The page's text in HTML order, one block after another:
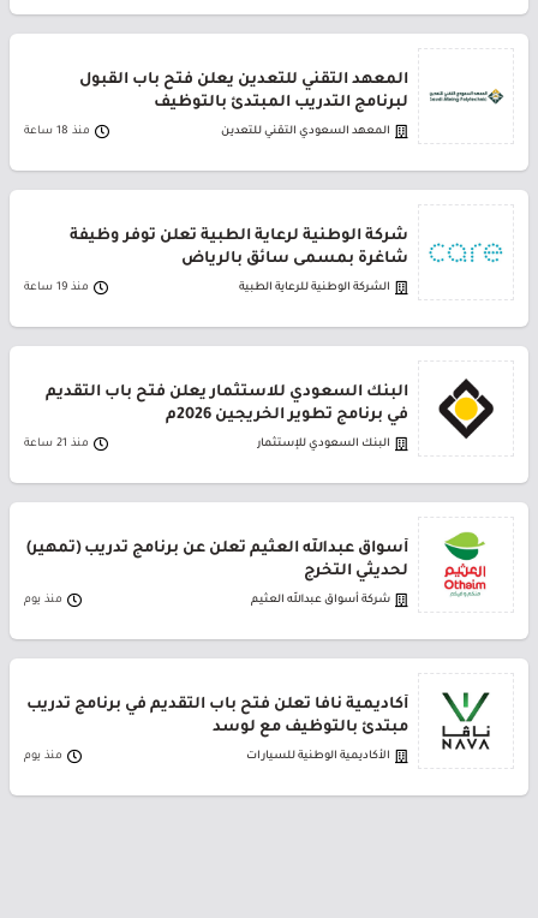
المعهد التقني للتعدين يعلن فتح باب القبول
لبرنامج التدريب المبتدئ بالتوظيف
المعهد السعودي التقني للتعدين منذ 18 ساعة
شركة الوطنية لرعاية الطبية تعلن توفر وظيفة
شاغرة بمسمى سائق بالرياض
الشركة الوطنية للرعاية الطبية منذ 19 ساعة
البنك السعودي للاستثمار يعلن فتح باب التقديم
في برنامج تطوير الخريجين 2026م
البنك السعودي للإستثمار منذ 21 ساعة
أسواق عبدالله العثيم تعلن عن برنامج تدريب (تمهير)
لحديثي التخرج
شركة أسواق عبدالله العثيم منذ يوم
أكاديمية نافا تعلن فتح باب التقديم في برنامج تدريب
مبتدئ بالتوظيف مع لوسد
الأكاديمية الوطنية للسيارات منذ يوم